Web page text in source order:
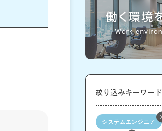
絞り込みキーワード
システムエンジニア